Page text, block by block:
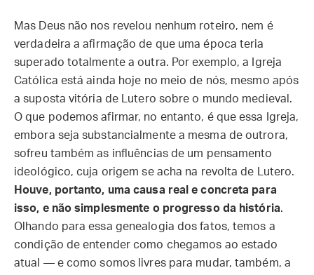
Mas Deus não nos revelou nenhum roteiro, nem é
verdadeira a afirmação de que uma época teria
superado totalmente a outra. Por exemplo, a Igreja
Católica está ainda hoje no meio de nós, mesmo após
a suposta vitória de Lutero sobre o mundo medieval.
O que podemos afirmar, no entanto, é que essa Igreja,
embora seja substancialmente a mesma de outrora,
sofreu também as influências de um pensamento
ideológico, cuja origem se acha na revolta de Lutero.
Houve, portanto, uma causa real e concreta para
isso, e não simplesmente o progresso da história.
Olhando para essa genealogia dos fatos, temos a
condição de entender como chegamos ao estado
atual — e como somos livres para mudar, também, a